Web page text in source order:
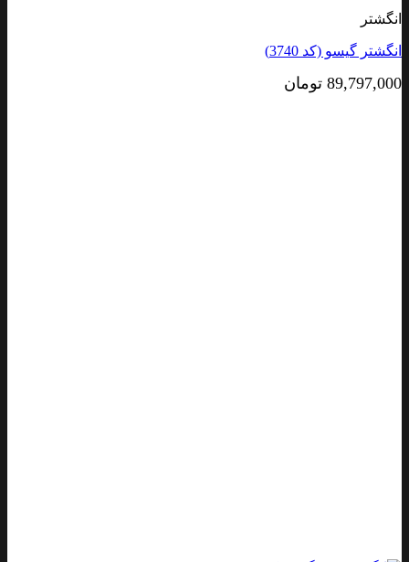
انگشتر
انگشتر گیسو (کد 3740)
89,797,000 تومان